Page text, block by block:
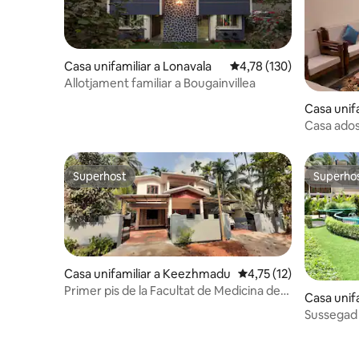
Casa unifamiliar a Lonavala 4,78 de puntuació
4,78 (130)
Allotjament familiar a Bougainvillea
Casa
Sambhaji
Casa
Superhost
Superhost
Casa unifamiliar a Keezhmadu 4,75 de puntuació
4,75 (12)
Primer pis de la Facultat de Medicina de
Casa